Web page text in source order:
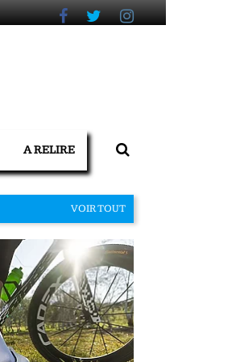
A RELIRE
VOIR TOUT